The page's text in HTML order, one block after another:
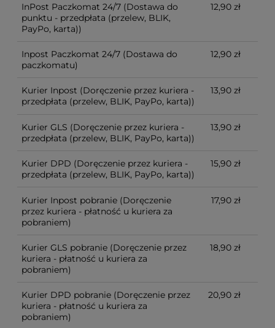
InPost Paczkomat 24/7 (Dostawa do
punktu - przedpłata (przelew, BLIK,
PayPo, karta))
12,90 zł
Inpost Paczkomat 24/7 (Dostawa do
paczkomatu)
12,90 zł
Kurier Inpost (Doręczenie przez kuriera -
przedpłata (przelew, BLIK, PayPo, karta))
13,90 zł
Kurier GLS (Doręczenie przez kuriera -
przedpłata (przelew, BLIK, PayPo, karta))
13,90 zł
Kurier DPD (Doręczenie przez kuriera -
przedpłata (przelew, BLIK, PayPo, karta))
15,90 zł
Kurier Inpost pobranie (Doręczenie
przez kuriera - płatność u kuriera za
pobraniem)
17,90 zł
Kurier GLS pobranie (Doręczenie przez
kuriera - płatność u kuriera za
pobraniem)
18,90 zł
Kurier DPD pobranie (Doręczenie przez
kuriera - płatność u kuriera za
pobraniem)
20,90 zł